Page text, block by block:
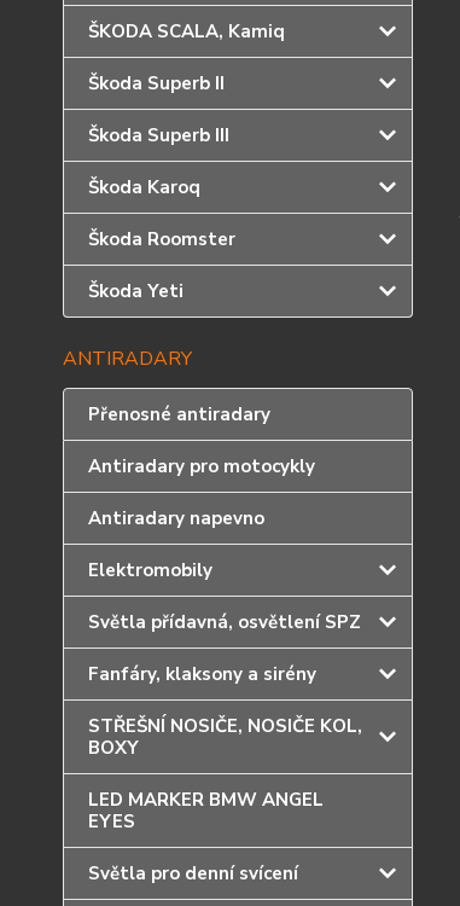
ŠKODA SCALA, Kamiq
Škoda Superb II
Škoda Superb III
Škoda Karoq
Škoda Roomster
Škoda Yeti
ANTIRADARY
Přenosné antiradary
Antiradary pro motocykly
Antiradary napevno
Elektromobily
Světla přídavná, osvětlení SPZ
Fanfáry, klaksony a sirény
STŘEŠNÍ NOSIČE, NOSIČE KOL,
BOXY
LED MARKER BMW ANGEL
EYES
Světla pro denní svícení